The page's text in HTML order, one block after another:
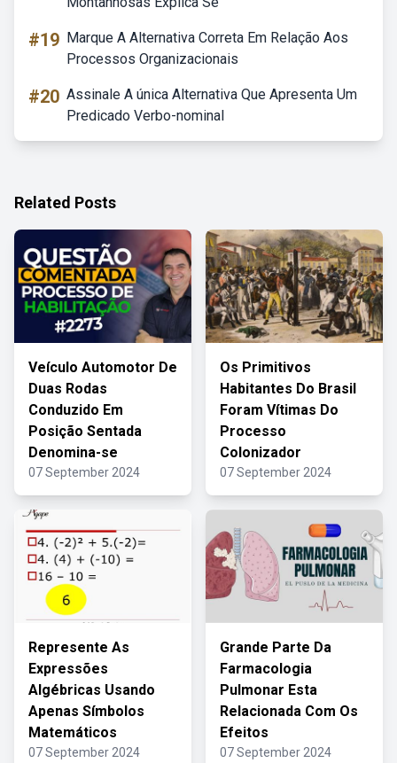
#19 Marque A Alternativa Correta Em Relação Aos
Processos Organizacionais
#20 Assinale A única Alternativa Que Apresenta Um
Predicado Verbo-nominal
Related Posts
Veículo Automotor De
Duas Rodas
Conduzido Em
Posição Sentada
Denomina-se
07 September 2024
Os Primitivos
Habitantes Do Brasil
Foram Vítimas Do
Processo
Colonizador
07 September 2024
Represente As
Expressões
Algébricas Usando
Apenas Símbolos
Matemáticos
07 September 2024
Grande Parte Da
Farmacologia
Pulmonar Esta
Relacionada Com Os
Efeitos
07 September 2024